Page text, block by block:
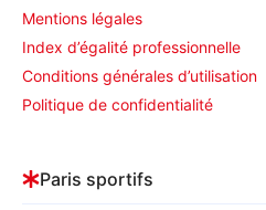
Mentions légales
Index d’égalité professionnelle
Conditions générales d’utilisation
Politique de confidentialité
Paris sportifs